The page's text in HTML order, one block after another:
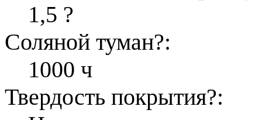
1,5 ?
Соляной туман?:
1000 ч
Твердость покрытия?: